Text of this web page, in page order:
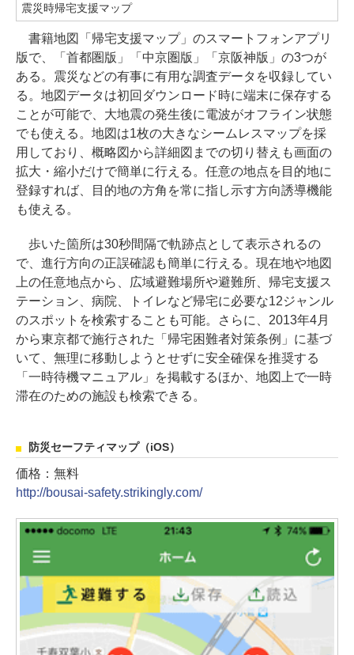
震災時帰宅支援マップ
書籍地図「帰宅支援マップ」のスマートフォンアプリ
版で、「首都圏版」「中京圏版」「京阪神版」の3つが
ある。震災などの有事に有用な調査データを収録してい
る。地図データは初回ダウンロード時に端末に保存する
ことが可能で、大地震の発生後に電波がオフライン状態
でも使える。地図は1枚の大きなシームレスマップを採
用しており、概略図から詳細図までの切り替えも画面の
拡大・縮小だけで簡単に行える。任意の地点を目的地に
登録すれば、目的地の方角を常に指し示す方向誘導機能
も使える。
歩いた箇所は30秒間隔で軌跡点として表示されるの
で、進行方向の正誤確認も簡単に行える。現在地や地図
上の任意地点から、広域避難場所や避難所、帰宅支援ス
テーション、病院、トイレなど帰宅に必要な12ジャンル
のスポットを検索することも可能。さらに、2013年4月
から東京都で施行された「帰宅困難者対策条例」に基づ
いて、無理に移動しようとせずに安全確保を推奨する
「一時待機マニュアル」を掲載するほか、地図上で一時
滞在のための施設も検索できる。
防災セーフティマップ（iOS）
価格：無料
http://bousai-safety.strikingly.com/